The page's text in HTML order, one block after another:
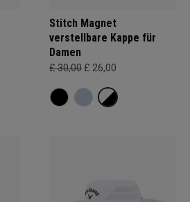
Stitch Magnet
verstellbare Kappe für
Damen
£ 30,00 £ 26,00